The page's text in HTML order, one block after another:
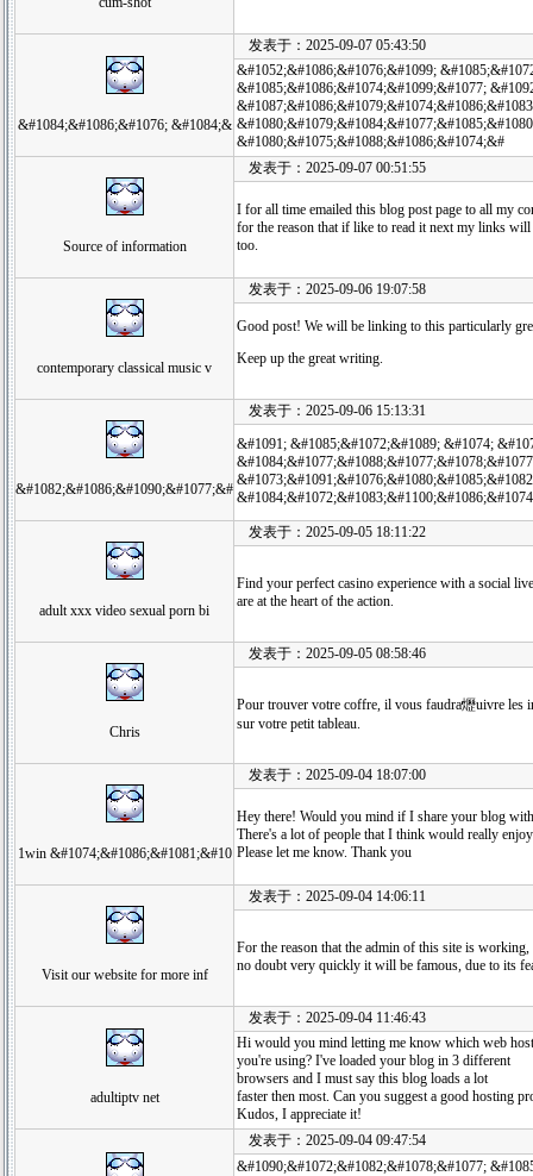
&#1084;&#1086;&#1076; &#1084;&
发表于：2025-09-07 05:43:50
&#1052;&#1086;&#1076;&#1099;
&#1085;&#1086;&#1074;&#1099;&#1077;
&#1080;&#1075;&#1088;&#1086;&#1074;&#
Source of information
发表于：2025-09-07 00:51:55
I for all time emailed this blog post page to all my
for the reason that if like to read it next my links will
too.
contemporary classical music v
发表于：2025-09-06 19:07:58
Good post! We will be linking to this particularly
Keep up the great writing.
&#1082;&#1086;&#1090;&#1077;&#
发表于：2025-09-06 15:13:31
&#1091; &#1085;&#1072;&#1089; &#1074;
adult xxx video sexual porn bi
发表于：2025-09-05 18:11:22
Find your perfect casino experience with a social
are at the heart of the action.
Chris
发表于：2025-09-05 08:58:46
Pour trouver votre coffre, il vous faudra爏uivre les
sur votre petit tableau.
1win &#1074;&#1086;&#1081;&#10
发表于：2025-09-04 18:07:00
Hey there! Would you mind if I share your blog
There's a lot of people that I think would really
Please let me know. Thank you
Visit our website for more inf
发表于：2025-09-04 14:06:11
For the reason that the admin of this site is working,
no doubt very quickly it will be famous, due to its
adultiptv net
发表于：2025-09-04 11:46:43
Hi would you mind letting me know which web host
you're using? I've loaded your blog in 3 different
browsers and I must say this blog loads a lot
faster then most. Can you suggest a good hosting
Kudos, I appreciate it!
发表于：2025-09-04 09:47:54
&#1090;&#1072;&#1082;&#1078;&#1077;